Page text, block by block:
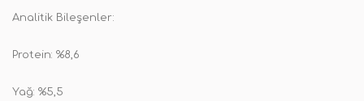
Analitik Bileşenler:
Protein: %8,6
Yağ: %5,5